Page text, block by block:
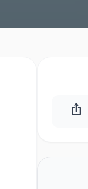
ios_share